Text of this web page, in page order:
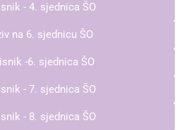
- 4. sjednica ŠO
na 6. sjednicu ŠO
-6. sjednica ŠO
- 7. sjednica ŠO
- 8. sjednica ŠO